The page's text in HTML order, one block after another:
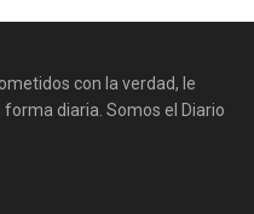
con la verdad, le
diaria. Somos el Diario